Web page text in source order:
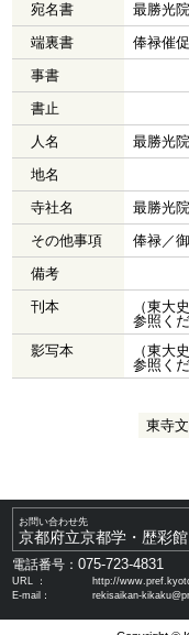
宛名書
最勝光
端裏書
俸禄催
事書
書止
人名
最勝光
地名
寺社名
最勝光院
その他事項
俸禄／
備考
刊本
（東大
参照く
影写本
（東大
参照く
東寺
お問い合わせ先
京都府立京都学・歴彩館
電話番号：075-723-4831
URL ：
http://
E-mail：
rekisaikan-